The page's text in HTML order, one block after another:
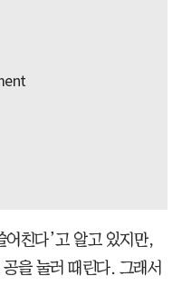
어친다’고 알고 있지만,
을 눌러 때린다. 그래서